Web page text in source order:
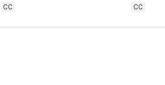
CC
CC